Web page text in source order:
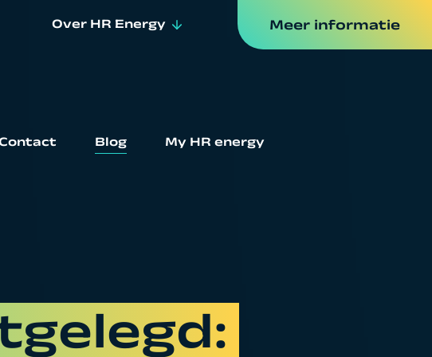
Over HR Energy
Werken bij
Meer informatie
Blog My HR energy